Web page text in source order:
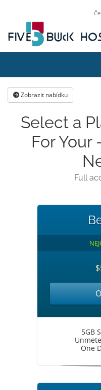
Zobrazit nabídku
Select a
For Your
Full
5GB
One